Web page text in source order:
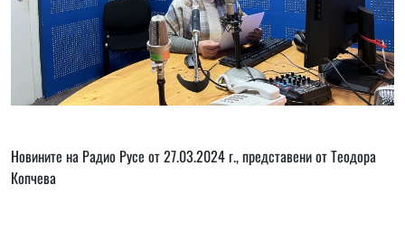
Новините на Радио Русе от 27.03.2024 г., представени от Теодора
Копчева